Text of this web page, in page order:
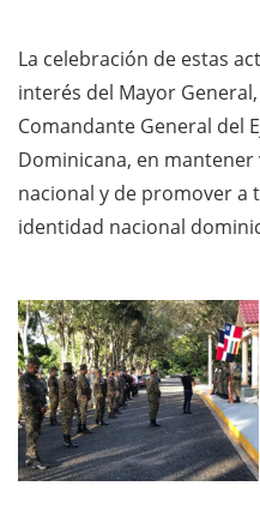
La celebración de estas
interés del Mayor
Comandante General del
Dominicana, en
nacional y de promover a
identidad nacional